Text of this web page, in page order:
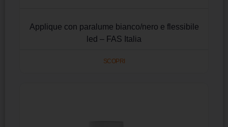
Applique con paralume bianco/nero e flessibile
led – FAS Italia
SCOPRI